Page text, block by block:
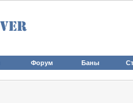
Форум Баны